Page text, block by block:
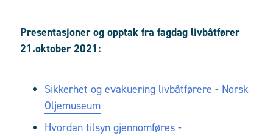
Presentasjoner og opptak fra fagdag livbåtfører
21.oktober 2021:
Sikkerhet og evakuering livbåtførere - Norsk
Oljemuseum
Hvordan tilsyn gjennomføres -